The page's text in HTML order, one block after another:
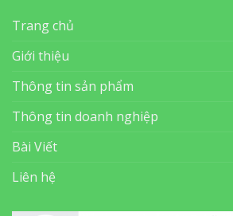
Trang chủ
Giới thiệu
Thông tin sản phẩm
Thông tin doanh nghiệp
Bài Viết
Liên hệ